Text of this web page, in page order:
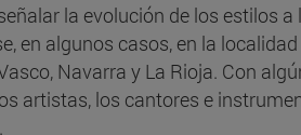
la evolución de los estilos a
en algunos casos, en la
Navarra y La Rioja. Con
artistas, los cantores e